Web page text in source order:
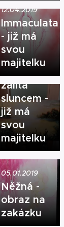
12.04.2019
Immaculata
- již má
svou
majitelku
15.02.2019
Krajina
zalitá
sluncem -
již má
svou
majitelku
05.01.2019
Něžná -
obraz na
zakázku